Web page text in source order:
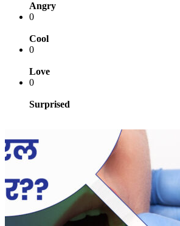
Angry
0
Cool
0
Love
0
Surprised